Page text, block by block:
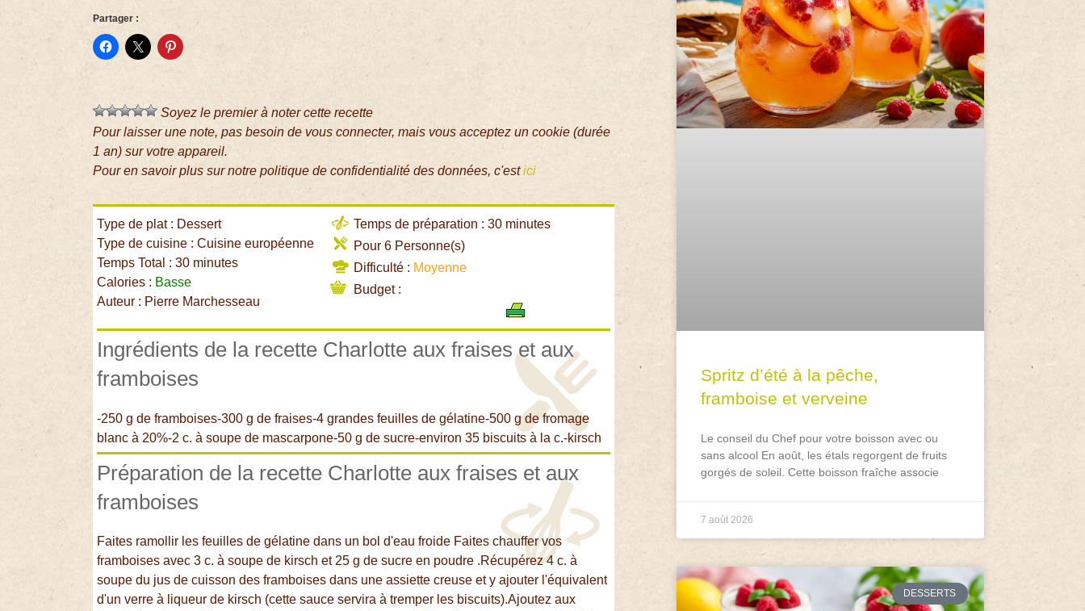
Partager :
Soyez le premier à noter cette recette
Pour laisser une note, pas besoin de vous connecter, mais vous acceptez un cookie (durée
1 an) sur votre appareil.
Pour en savoir plus sur notre politique de confidentialité des données, c'estici
Type de plat : Dessert
Type de cuisine : Cuisine européenne
Temps Total : 30 minutes
Calories : Basse
Auteur : Pierre Marchesseau
Temps de préparation : 30 minutes
Pour 6 Personne(s)
Difficulté : Moyenne
Budget :
Ingrédients de la recette Charlotte aux fraises et aux
framboises
-250 g de framboises-300 g de fraises-4 grandes feuilles de gélatine-500 g de fromage
blanc à 20%-2 c. à soupe de mascarpone-50 g de sucre-environ 35 biscuits à la c.-kirsch
Préparation de la recette Charlotte aux fraises et aux
framboises
Faites ramollir les feuilles de gélatine dans un bol d'eau froide Faites chauffer vos
framboises avec 3 c. à soupe de kirsch et 25 g de sucre en poudre .Récupérez 4 c. à
soupe du jus de cuisson des framboises dans une assiette creuse et y ajouter l'équivalent
d'un verre à liqueur de kirsch (cette sauce servira à tremper les biscuits).Ajoutez aux
Spritz d’été à la pêche,
framboise et verveine
Le conseil du Chef pour votre boisson avec ou
sans alcool En août, les étals regorgent de fruits
gorgés de soleil. Cette boisson fraîche associe
7 août 2026
DESSERTS